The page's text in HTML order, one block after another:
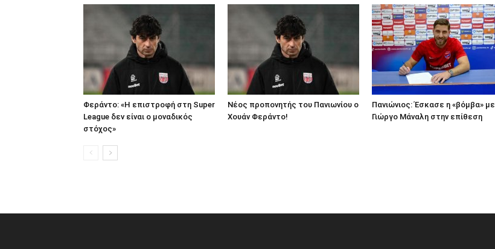
Φεράντο: «Η επιστροφή στη Super
League δεν είναι ο μοναδικός
στόχος»
Νέος προπονητής του Πανιωνίου ο
Χουάν Φεράντο!
Πανιώνιος: Έσκασε η «βόμβα» με
Γιώργο Μάναλη στην επίθεση